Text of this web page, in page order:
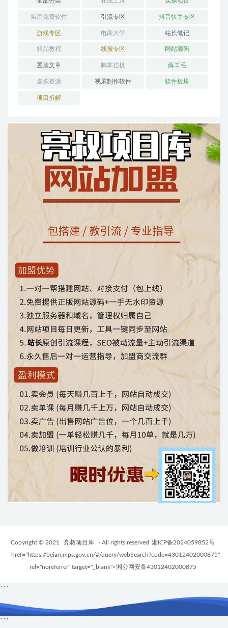
实用免费软件 引流专区 抖音快手专区
游戏专区 电商大学 站长笔记
精品教程 线报专区 网站源码
置顶文章 脚本挂机 薅羊毛
虚拟资源 视屏制作软件 软件板块
项目拆解
Copyright © 2021 亮叔项目库 - All rights reserved 湘ICP备2024059852号
href="https://beian.mps.gov.cn/#/query/webSearch?code=43012402000875"
rel="noreferrer" target="_blank">湘公网安备43012402000875
```
```